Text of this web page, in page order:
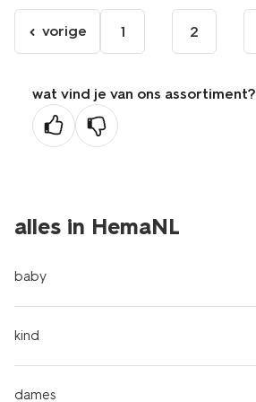
ga
naar
vorige
pagina
vorige 1 2
wat vind je van ons assortiment?
alles in HemaNL
baby
kind
dames